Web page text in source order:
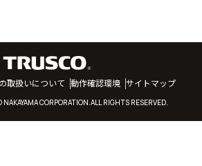
取扱いについて 動作確認環境 サイトマップ
CORPORATION.ALL RIGHTS RESERVED.